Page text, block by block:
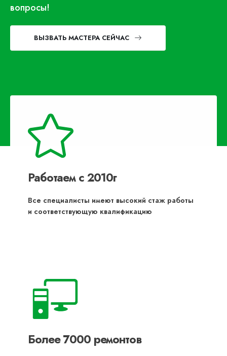
вопросы!
ВЫЗВАТЬ МАСТЕРА СЕЙЧАС
Работаем с 2010г
Все специалисты имеют высокий стаж работы
и соответствующую квалификацию
Более 7000 ремонтов